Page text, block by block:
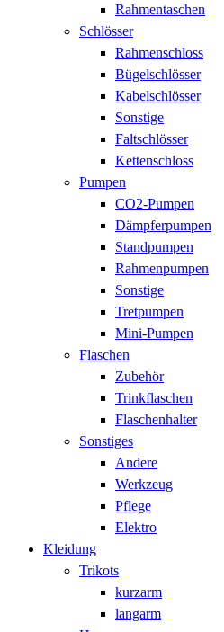
Rahmentaschen
Schlösser
Rahmenschloss
Bügelschlösser
Kabelschlösser
Sonstige
Faltschlösser
Kettenschloss
Pumpen
CO2-Pumpen
Dämpferpumpen
Standpumpen
Rahmenpumpen
Sonstige
Tretpumpen
Mini-Pumpen
Flaschen
Zubehör
Trinkflaschen
Flaschenhalter
Sonstiges
Andere
Werkzeug
Pflege
Elektro
Kleidung
Trikots
kurzarm
langarm